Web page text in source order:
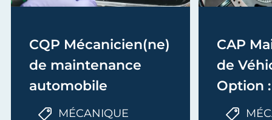
CQP Mécanicien(ne)
de maintenance
automobile
MÉCANIQUE
CAP
de
Option